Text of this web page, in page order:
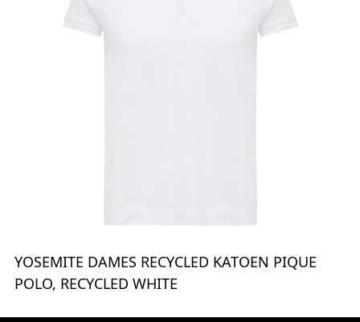
YOSEMITE DAMES RECYCLED KATOEN PIQUE
POLO, RECYCLED WHITE